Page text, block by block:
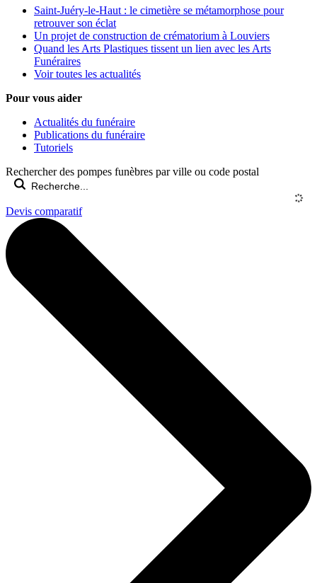
Saint-Juéry-le-Haut : le cimetière se métamorphose pour
retrouver son éclat
Un projet de construction de crématorium à Louviers
Quand les Arts Plastiques tissent un lien avec les Arts
Funéraires
Voir toutes les actualités
Pour vous aider
Actualités du funéraire
Publications du funéraire
Tutoriels
Rechercher des pompes funèbres par ville ou code postal
Devis comparatif